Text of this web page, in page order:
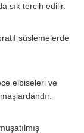
sık tercih edilir.
süslemelerde
elbiseleri ve